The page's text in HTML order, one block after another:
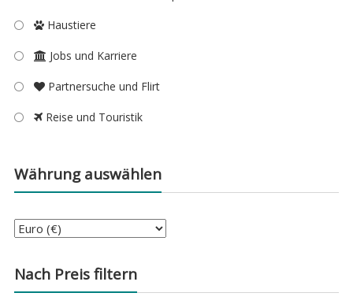
Haustiere
Jobs und Karriere
Partnersuche und Flirt
Reise und Touristik
Währung auswählen
Nach Preis filtern